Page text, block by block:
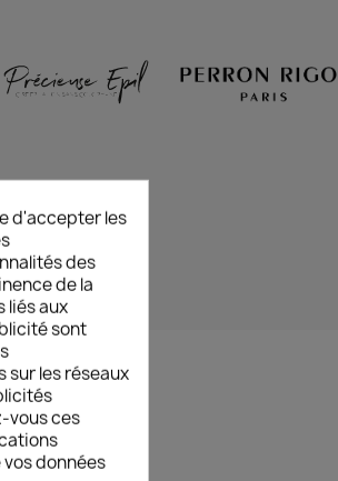
BEAUTÉ
d'accepter les
des
de la
liés aux
sont
les réseaux
vous ces
données